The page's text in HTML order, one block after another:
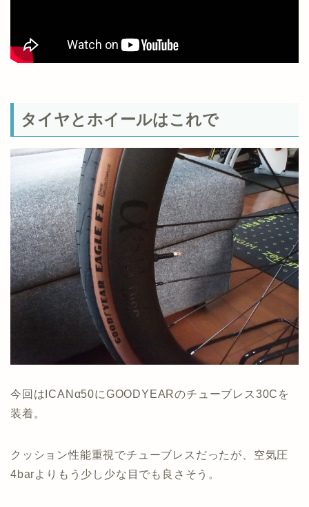
タイヤとホイールはこれで
今回はICANα50にGOODYEARのチューブレス30Cを
装着。
クッション性能重視でチューブレスだったが、空気圧
4barよりもう少し少な目でも良さそう。